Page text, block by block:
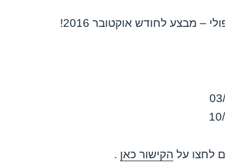
– מבצע לחודש אוקטובר 2016!
לחצו על הקישור כאן .